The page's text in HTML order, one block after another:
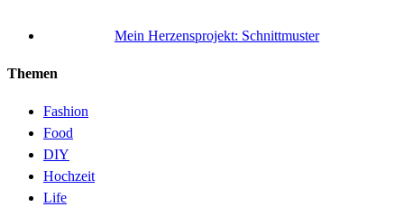
Mein Herzensprojekt: Schnittmuster
Themen
Fashion
Food
DIY
Hochzeit
Life